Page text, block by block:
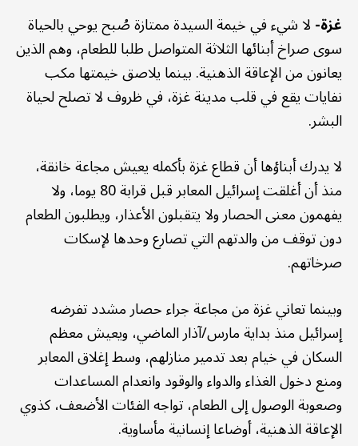
غزة-لا شيء في خيمة السيدة ممتازة صُبح يوحي بالحياة
سوى صراخ أبنائها الثلاثة المتواصل طلبا للطعام، وهم الذين
يعانون من الإعاقة الذهنية. بينما يلاصق خيمتها مكب
نفايات يقع في قلب مدينة غزة، في ظروف لا تصلح لحياة
البشر.
لا يدرك أبناؤها أن قطاع غزة بأكمله يعيش مجاعة خانقة،
منذ أن أغلقت إسرائيل المعابر قبل قرابة 80 يوما، ولا
يفهمون معنى الحصار ولا يتقبلون الأعذار، ويطلبون الطعام
دون توقف من والدتهم التي تصارع وحدها لإسكات
صرخاتهم.
وبينما تعاني غزة من مجاعة جراء حصار مشدد تفرضه
إسرائيل منذ بداية مارس/آذار الماضي، ويعيش معظم
السكان في خيام بعد تدمير منازلهم، وسط إغلاق المعابر
ومنع دخول الغذاء والدواء والوقود وانعدام المساعدات
وصعوبة الوصول إلى الطعام، تواجه الفئات الأضعف، كذوي
الإعاقة الذهنية، أوضاعا إنسانية مأساوية.